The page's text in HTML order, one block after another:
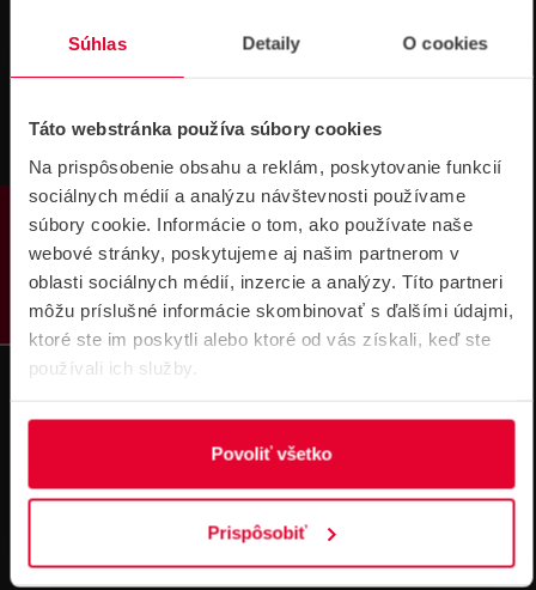
Súhlas Detaily O cookies
Táto webstránka používa súbory cookies
Na prispôsobenie obsahu a reklám, poskytovanie funkcií
sociálnych médií a analýzu návštevnosti používame
súbory cookie. Informácie o tom, ako používate naše
webové stránky, poskytujeme aj našim partnerom v
oblasti sociálnych médií, inzercie a analýzy. Títo partneri
môžu príslušné informácie skombinovať s ďalšími údajmi,
ktoré ste im poskytli alebo ktoré od vás získali, keď ste
používali ich služby.
Povoliť všetko
Prispôsobiť
PRODUKTY
Súbory
na stiahnutie
Pre zákazníkov s rámovcovou zmluvou pri
DOPRAVA ZADARMO